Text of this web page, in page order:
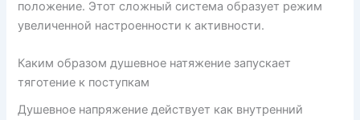
положение. Этот сложный система образует режим
увеличенной настроенности к активности.
Каким образом душевное натяжение запускает
тяготение к поступкам
Душевное напряжение действует как внутренний